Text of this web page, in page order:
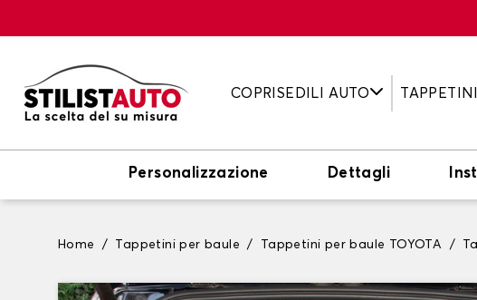
COPRISEDILI AUTO TAPPETINI
Personalizzazione Dettagli
Home Tappetini per baule Tappetini per baule TOYOTA